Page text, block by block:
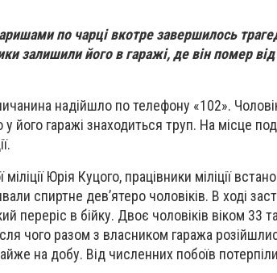
по чарці вкотре завершилось
залишили його в гаражі, де він помер
надійшло по телефону «102».
його гаражі знаходиться труп. На місце
Юрія Куцого, працівники міліції
спиртне дев’ятеро чоловіків. В ході
переріс в бійку. Двоє чоловіків віком 33
чого разом з власником гаража
на добу. Від численних побоїв